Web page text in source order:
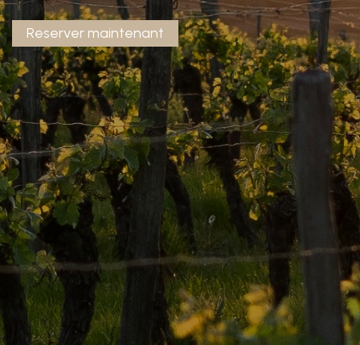
Reserver maintenant